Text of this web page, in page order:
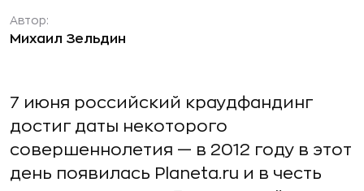
Автор:
Михаил Зельдин
7 июня российский краудфандинг
достиг даты некоторого
совершеннолетия — в 2012 году в этот
день появилась Planeta.ru и в честь